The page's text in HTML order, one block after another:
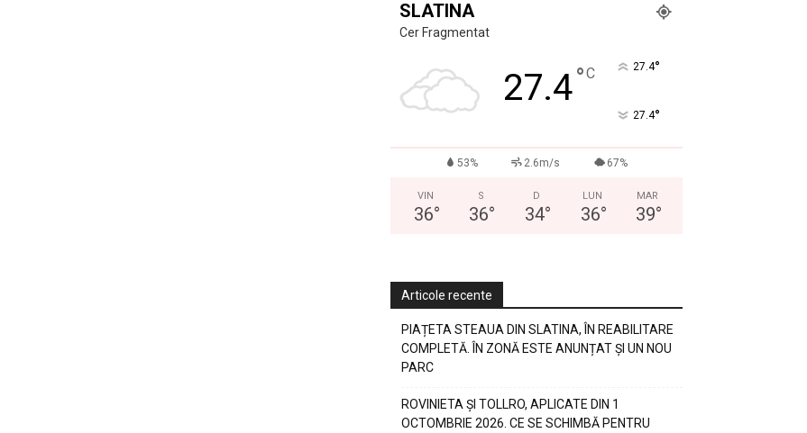
SLATINA
Cer Fragmentat
27.4°C 27.4°
27.4°
53% 2.6m/s 67%
VIN
36°
S
36°
D
34°
LUN
36°
MAR
39°
Articole recente
PIAȚETA STEAUA DIN SLATINA, ÎN REABILITARE
COMPLETĂ. ÎN ZONĂ ESTE ANUNȚAT ȘI UN NOU
PARC
ROVINIETA ȘI TOLLRO, APLICATE DIN 1
OCTOMBRIE 2026. CE SE SCHIMBĂ PENTRU